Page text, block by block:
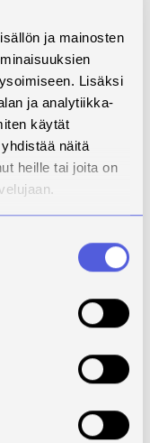
ja mainosten
Lisäksi
ja analytiikka-
käytät
näitä
heille tai joita on
Itä- ja Keski-
ja
laillistujia.
tämä edistää
tutkintonsa
koulutushukan